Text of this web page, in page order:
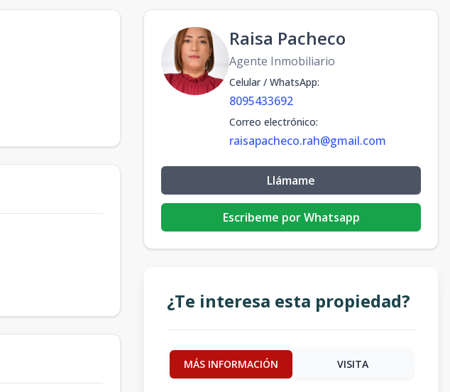
Raisa Pacheco
Agente Inmobiliario
Celular / WhatsApp:
8095433692
Correo electrónico:
raisapacheco.rah@gmail.com
Llámame
Escribeme por Whatsapp
¿Te interesa esta propiedad?
MÁS INFORMACIÓN VISITA